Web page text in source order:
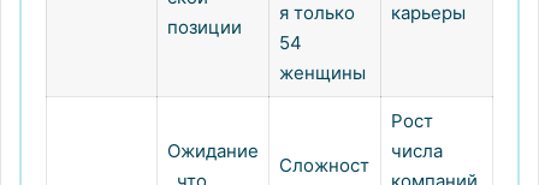
позиции
я только
54
женщины
карьеры
Ожидание
Сложност
Рост
числа